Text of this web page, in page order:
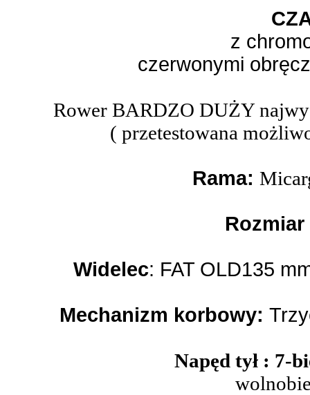
z
czerwonymi
Rower BARDZO DUŻY
( przetestowana
Rama:
Widelec: FAT OLD135
Mechanizm korbowy:
Napęd tył : 7-